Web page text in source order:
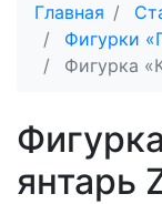
Главная
Фигурки
Фигурка
янтарь